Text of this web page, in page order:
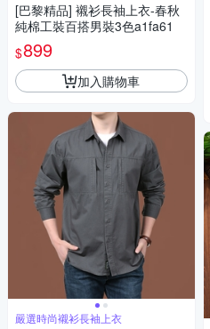
[巴黎精品] 襯衫長袖上衣-春秋
純棉工裝百搭男裝3色a1fa61
$899
加入購物車
嚴選時尚襯衫長袖上衣